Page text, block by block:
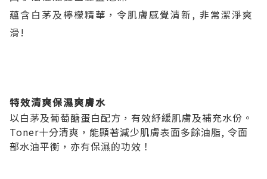
蘊含白茅及檸檬精華，令肌膚感覺清新, 非常潔淨爽
滑!
特效清爽保濕爽膚水
以白茅及葡萄醣蛋白配方，有效紓緩肌膚及補充水份。
Toner十分清爽，能顯著減少肌膚表面多餘油脂, 令面
部水油平衡，亦有保濕的功效！